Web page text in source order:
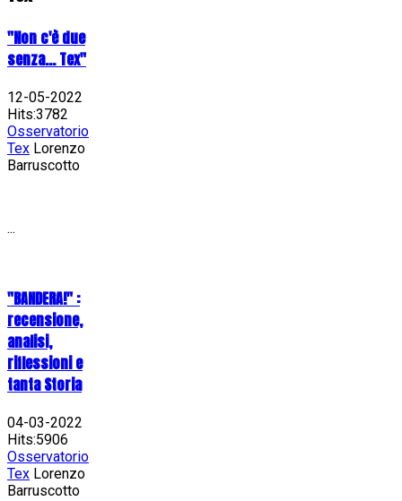
"Non c'è due
senza... Tex"
12-05-2022
Hits:3782
Osservatorio
Tex Lorenzo
Barruscotto
...
"BANDERA!" :
recensione,
analisi,
riflessioni e
tanta Storia
04-03-2022
Hits:5906
Osservatorio
Tex Lorenzo
Barruscotto